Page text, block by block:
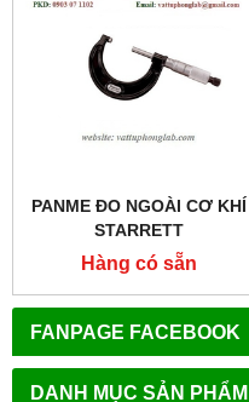
FANPAGE FACEBOOK
DANH MỤC SẢN PHẨM
PANME ĐO NGOÀI CƠ KHÍ
STARRETT
MODEL:436.1MXRL-150
Hàng có sẵn